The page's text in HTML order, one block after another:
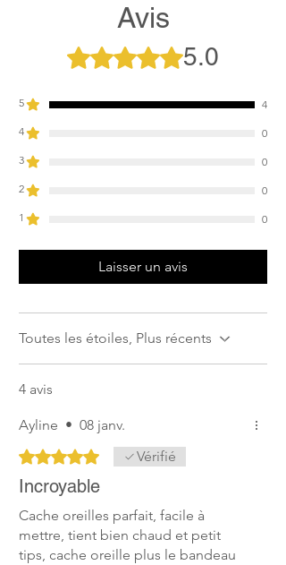
Avis
Noté 5 sur 5. 5.0
5
4
4
0
3
0
2
0
1
0
Laisser un avis
Toutes les étoiles, Plus récents
4 avis
Ayline • 08 janv.
Noté 5 sur 5. Vérifié
Incroyable
Cache oreilles parfait, facile à
mettre, tient bien chaud et petit
tips, cache oreille plus le bandeau